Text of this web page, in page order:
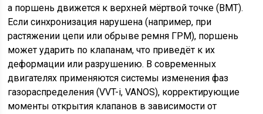
а поршень движется к верхней мёртвой точке (ВМТ).
Если синхронизация нарушена (например, при
растяжении цепи или обрыве ремня ГРМ), поршень
может ударить по клапанам, что приведёт к их
деформации или разрушению. В современных
двигателях применяются системы изменения фаз
газораспределения (VVT-i, VANOS), корректирующие
моменты открытия клапанов в зависимости от